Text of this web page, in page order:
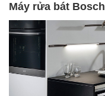
Máy rửa bát Bosch